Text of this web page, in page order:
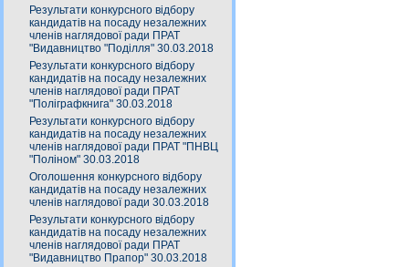
Результати конкурсного відбору
кандидатів на посаду незалежних
членів наглядової ради ПРАТ
"Видавництво "Поділля" 30.03.2018
Результати конкурсного відбору
кандидатів на посаду незалежних
членів наглядової ради ПРАТ
"Поліграфкнига" 30.03.2018
Результати конкурсного відбору
кандидатів на посаду незалежних
членів наглядової ради ПРАТ "ПНВЦ
"Поліном" 30.03.2018
Оголошення конкурсного відбору
кандидатів на посаду незалежних
членів наглядової ради 30.03.2018
Результати конкурсного відбору
кандидатів на посаду незалежних
членів наглядової ради ПРАТ
"Видавництво Прапор" 30.03.2018